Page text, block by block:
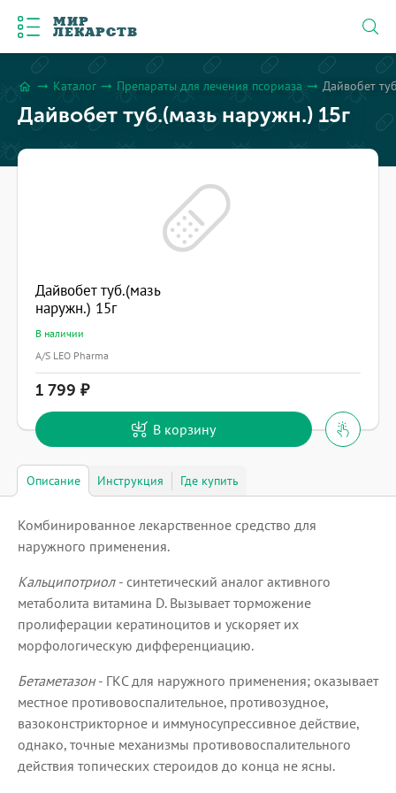
МИР
ЛЕКАРСТВ
home arrow_right_alt Каталог arrow_right_alt Препараты для лечения псориаза arrow_right_alt Дайвобет
Дайвобет туб.(мазь наружн.) 15г
Дайвобет туб.(мазь
наружн.) 15г
В наличии
A/S LEO Pharma
1 799
В корзину
Описание Инструкция Где купить
Комбинированное лекарственное средство для
наружного применения.
Кальципотриол - синтетический аналог активного
метаболита витамина D. Вызывает торможение
пролиферации кератиноцитов и ускоряет их
морфологическую дифференциацию.
Бетаметазон- ГКС для наружного применения; оказывает
местное противовоспалительное, противозудное,
вазоконстрикторное и иммуносупрессивное действие,
однако, точные механизмы противовоспалительного
действия топических стероидов до конца не ясны.